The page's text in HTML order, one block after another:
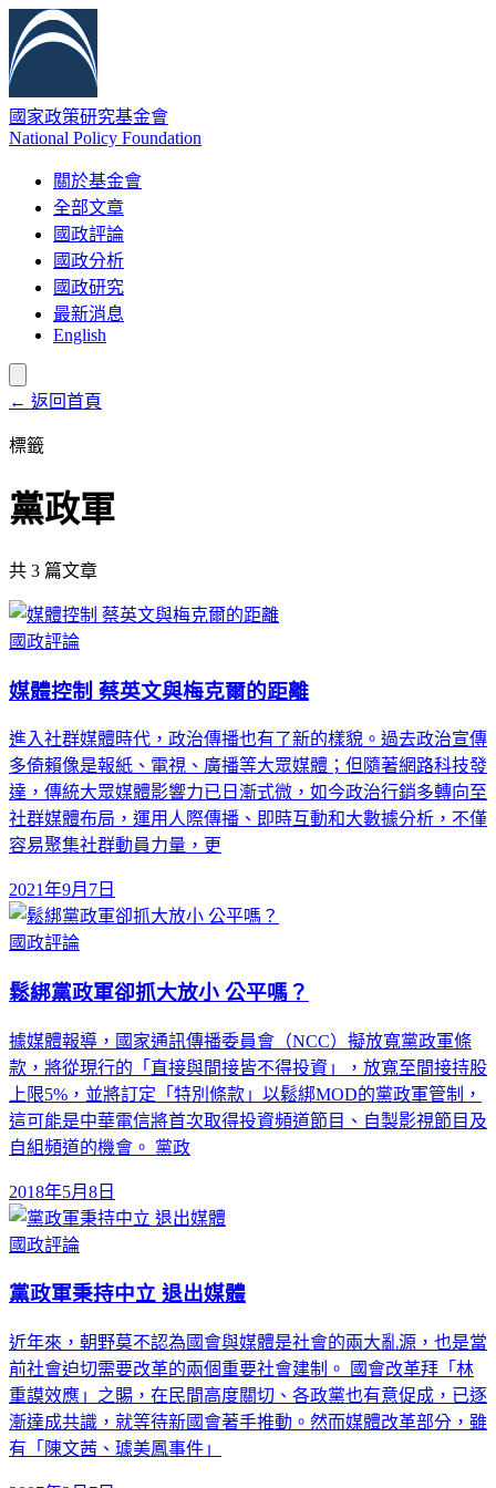
國家政策研究基金會
National Policy Foundation
關於基金會
全部文章
國政評論
國政分析
國政研究
最新消息
English
← 返回首頁
標籤
黨政軍
共 3 篇文章
國政評論
媒體控制 蔡英文與梅克爾的距離
進入社群媒體時代，政治傳播也有了新的樣貌。過去政治宣傳
多倚賴像是報紙、電視、廣播等大眾媒體；但隨著網路科技發
達，傳統大眾媒體影響力已日漸式微，如今政治行銷多轉向至
社群媒體布局，運用人際傳播、即時互動和大數據分析，不僅
容易聚集社群動員力量，更
2021年9月7日
國政評論
鬆綁黨政軍卻抓大放小 公平嗎？
據媒體報導，國家通訊傳播委員會（NCC）擬放寬黨政軍條
款，將從現行的「直接與間接皆不得投資」，放寬至間接持股
上限5%，並將訂定「特別條款」以鬆綁MOD的黨政軍管制，
這可能是中華電信將首次取得投資頻道節目、自製影視節目及
自組頻道的機會。 黨政
2018年5月8日
國政評論
黨政軍秉持中立 退出媒體
近年來，朝野莫不認為國會與媒體是社會的兩大亂源，也是當
前社會迫切需要改革的兩個重要社會建制。 國會改革拜「林
重謨效應」之賜，在民間高度關切、各政黨也有意促成，已逐
漸達成共識，就等待新國會著手推動。然而媒體改革部分，雖
有「陳文茜、璩美鳳事件」